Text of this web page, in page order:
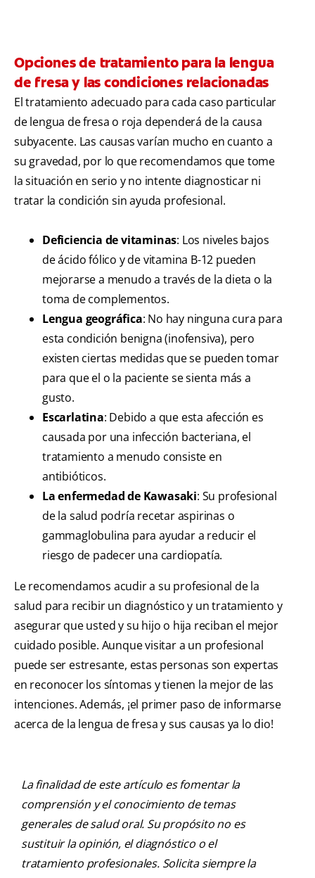
Opciones de tratamiento para la lengua
de fresa y las condiciones relacionadas
El tratamiento adecuado para cada caso particular
de lengua de fresa o roja dependerá de la causa
subyacente. Las causas varían mucho en cuanto a
su gravedad, por lo que recomendamos que tome
la situación en serio y no intente diagnosticar ni
tratar la condición sin ayuda profesional.
Deficiencia de vitaminas: Los niveles bajos
de ácido fólico y de vitamina B-12 pueden
mejorarse a menudo a través de la dieta o la
toma de complementos.
Lengua geográfica: No hay ninguna cura para
esta condición benigna (inofensiva), pero
existen ciertas medidas que se pueden tomar
para que el o la paciente se sienta más a
gusto.
Escarlatina: Debido a que esta afección es
causada por una infección bacteriana, el
tratamiento a menudo consiste en
antibióticos.
La enfermedad de Kawasaki: Su profesional
de la salud podría recetar aspirinas o
gammaglobulina para ayudar a reducir el
riesgo de padecer una cardiopatía.
Le recomendamos acudir a su profesional de la
salud para recibir un diagnóstico y un tratamiento y
asegurar que usted y su hijo o hija reciban el mejor
cuidado posible. Aunque visitar a un profesional
puede ser estresante, estas personas son expertas
en reconocer los síntomas y tienen la mejor de las
intenciones. Además, ¡el primer paso de informarse
acerca de la lengua de fresa y sus causas ya lo dio!
La finalidad de este artículo es fomentar la
comprensión y el conocimiento de temas
generales de salud oral. Su propósito no es
sustituir la opinión, el diagnóstico o el
tratamiento profesionales. Solicita siempre la